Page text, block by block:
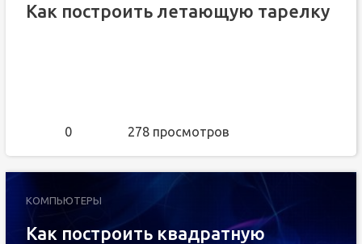
Как построить летающую тарелку
0 278 просмотров
КОМПЬЮТЕРЫ
Как построить квадратную